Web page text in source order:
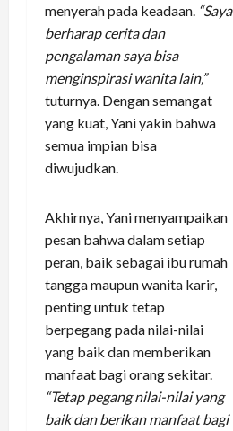
menyerah pada keadaan. “Saya
berharap cerita dan
pengalaman saya bisa
menginspirasi wanita lain,”
tuturnya. Dengan semangat
yang kuat, Yani yakin bahwa
semua impian bisa
diwujudkan.
Akhirnya, Yani menyampaikan
pesan bahwa dalam setiap
peran, baik sebagai ibu rumah
tangga maupun wanita karir,
penting untuk tetap
berpegang pada nilai-nilai
yang baik dan memberikan
manfaat bagi orang sekitar.
“Tetap pegang nilai-nilai yang
baik dan berikan manfaat bagi